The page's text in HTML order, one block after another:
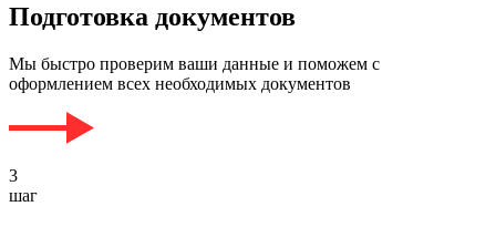
Подготовка документов
Мы быстро проверим ваши данные и поможем с
оформлением всех необходимых документов
3
шаг